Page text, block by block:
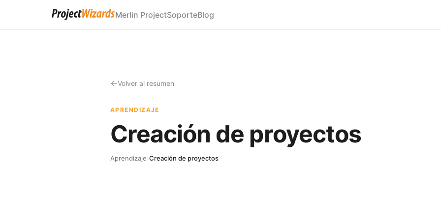
Merlin ProjectSoporteBlog
Volver al resumen
APRENDIZAJE
Creación de proyectos
Aprendizaje›Creación de proyectos